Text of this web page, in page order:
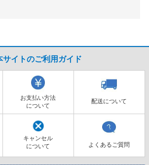
サイトのご利用ガイド
お支払い方法
について
配送について
キャンセル
について
よくあるご質問